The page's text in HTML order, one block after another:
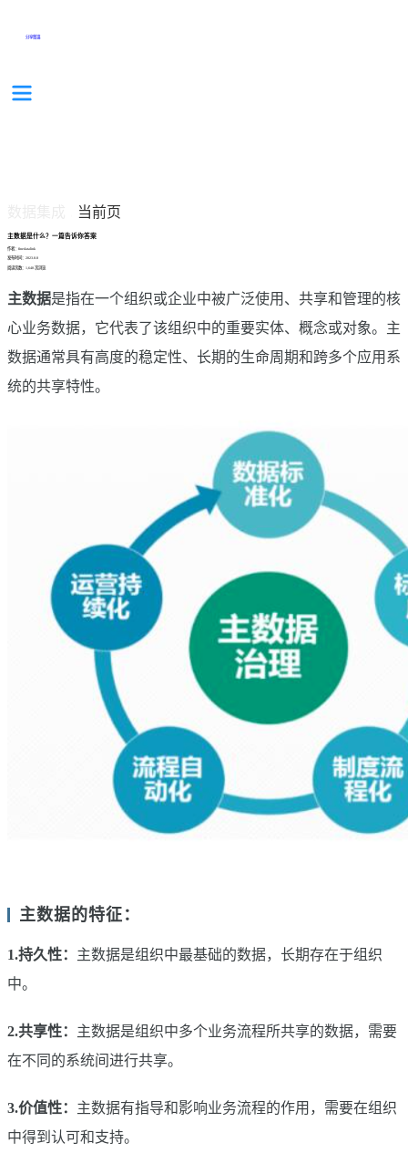
分享集锦
当前页
主数据是什么？一篇告诉你答案
作者：finedatalink
发布时间：2023.8.8
阅读次数：1,648 次浏览
主数据是指在一个组织或企业中被广泛使用、共享和管理的核
心业务数据，它代表了该组织中的重要实体、概念或对象。主
数据通常具有高度的稳定性、长期的生命周期和跨多个应用系
统的共享特性。
主数据的特征：
1.持久性： 主数据是组织中最基础的数据，长期存在于组织
中。
2.共享性： 主数据是组织中多个业务流程所共享的数据，需要
在不同的系统间进行共享。
3.价值性： 主数据有指导和影响业务流程的作用，需要在组织
中得到认可和支持。